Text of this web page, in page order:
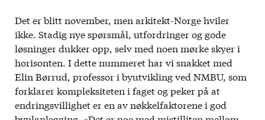
Det er blitt november, men arkitekt-Norge hviler
ikke. Stadig nye spørsmål, utfordringer og gode
løsninger dukker opp, selv med noen mørke skyer i
horisonten. I dette nummeret har vi snakket med
Elin Børrud, professor i byutvikling ved NMBU, som
forklarer kompleksiteten i faget og peker på at
endringsvillighet er en av nøkkelfaktorene i god